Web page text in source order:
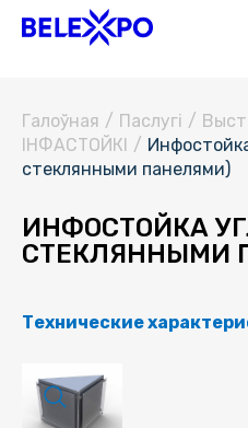
Галоўная / Паслугi /
ІНФАСТОЙКІ /
стеклянными панелями)
ИНФОСТОЙКА
СТЕКЛЯННЫМИ
Технические